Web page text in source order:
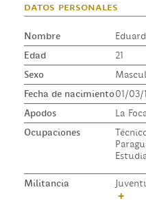
datos personales
Nombre
Edad
21
Sexo
Fecha de nacimiento01/03/
Apodos
La
Ocupaciones
Militancia
+